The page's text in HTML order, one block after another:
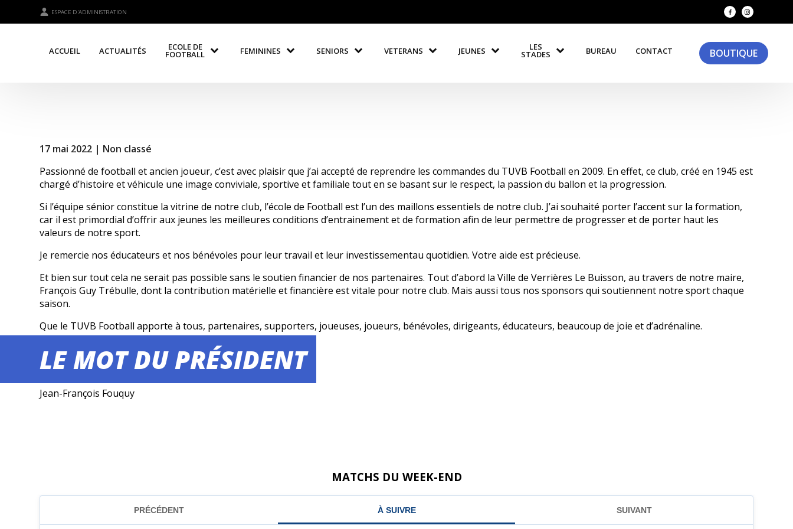
ESPACE D'ADMINISTRATION
ACCUEIL ACTUALITÉS ECOLE DE
FOOTBALL FEMININES SENIORS VETERANS JEUNES LES
STADES BUREAU CONTACT BOUTIQUE
LE MOT DU PRÉSIDENT
17 mai 2022 | Non classé
Passionné de football et ancien joueur, c’est avec plaisir que j’ai accepté de reprendre les commandes du TUVB Football en 2009. En effet, ce club, créé en 1945 est
chargé d’histoire et véhicule une image conviviale, sportive et familiale tout en se basant sur le respect, la passion du ballon et la progression.
Si l’équipe sénior constitue la vitrine de notre club, l’école de Football est l’un des maillons essentiels de notre club. J’ai souhaité porter l’accent sur la formation,
car il est primordial d’offrir aux jeunes les meilleures conditions d’entrainement et de formation afin de leur permettre de progresser et de porter haut les
valeurs de notre sport.
Je remercie nos éducateurs et nos bénévoles pour leur travail et leur investissementau quotidien. Votre aide est précieuse.
Et bien sur tout cela ne serait pas possible sans le soutien financier de nos partenaires. Tout d’abord la Ville de Verrières Le Buisson, au travers de notre maire,
François Guy Trébulle, dont la contribution matérielle et financière est vitale pour notre club. Mais aussi tous nos sponsors qui soutiennent notre sport chaque
saison.
Que le TUVB Football apporte à tous, partenaires, supporters, joueuses, joueurs, bénévoles, dirigeants, éducateurs, beaucoup de joie et d’adrénaline.
A bientôt sur les terrains !
Sportivement,
Jean-François Fouquy
MATCHS DU WEEK-END